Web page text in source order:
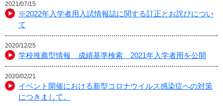
2021/07/15
※2022年入学者用入試情報誌に関する訂正とお詫びについ
て
2020/12/25
学校推薦型情報 成績基準検索 2021年入学者用を公開
2020/02/21
イベント開催における新型コロナウイルス感染症への対策
につきまして。